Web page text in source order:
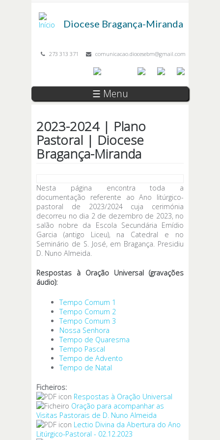
Diocese Bragança-Miranda
273 313 371 comunicacao.diocesebm@gmail.com
☰ Menu
2023-2024 | Plano
Pastoral | Diocese
Bragança-Miranda
Nesta página encontra toda a
documentação referente ao Ano litúrgico-
pastoral de 2023/2024 cuja cerimónia
decorreu no dia 2 de dezembro de 2023, no
salão nobre da Escola Secundária Emídio
Garcia (antigo Liceu), na Catedral e no
Seminário de S. José, em Bragança. Presidiu
D. Nuno Almeida.
Respostas à Oração Universal (gravações
áudio):
Tempo Comum 1
Tempo Comum 2
Tempo Comum 3
Nossa Senhora
Tempo de Quaresma
Tempo Pascal
Tempo de Advento
Tempo de Natal
Ficheiros:
Respostas à Oração Universal
Oração para acompanhar as
Visitas Pastorais de D. Nuno Almeida
Lectio Divina da Abertura do Ano
Litúrgico-Pastoral - 02.12.2023